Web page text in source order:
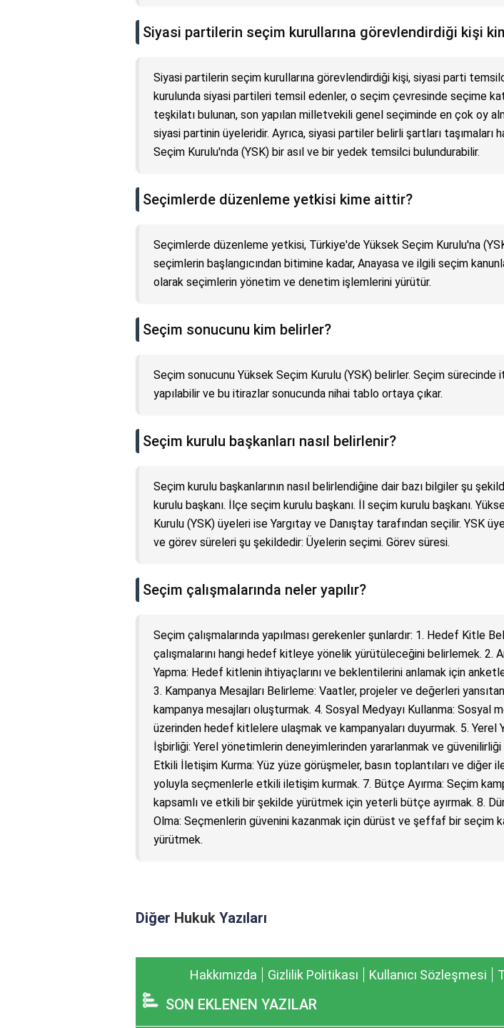
Siyasi partilerin seçim kurullarına görevlendirdiği kişi
Siyasi partilerin seçim kurullarına görevlendirdiği kişi, siyasi parti
kurulunda siyasi partileri temsil edenler, o seçim çevresinde seçime
teşkilatı bulunan, son yapılan milletvekili genel seçiminde en çok oy
siyasi partinin üyeleridir. Ayrıca, siyasi partiler belirli şartları taşımaları
Seçim Kurulu'nda (YSK) bir asıl ve bir yedek temsilci bulundurabilir.
Seçimlerde düzenleme yetkisi kime aittir?
Seçimlerde düzenleme yetkisi, Türkiye'de Yüksek Seçim Kurulu'na
seçimlerin başlangıcından bitimine kadar, Anayasa ve ilgili seçim
olarak seçimlerin yönetim ve denetim işlemlerini yürütür.
Seçim sonucunu kim belirler?
Seçim sonucunu Yüksek Seçim Kurulu (YSK) belirler. Seçim sürecinde
yapılabilir ve bu itirazlar sonucunda nihai tablo ortaya çıkar.
Seçim kurulu başkanları nasıl belirlenir?
Seçim kurulu başkanlarının nasıl belirlendiğine dair bazı bilgiler şu
kurulu başkanı. İlçe seçim kurulu başkanı. İl seçim kurulu başkanı.
Kurulu (YSK) üyeleri ise Yargıtay ve Danıştay tarafından seçilir. YSK
ve görev süreleri şu şekildedir: Üyelerin seçimi. Görev süresi.
Seçim çalışmalarında neler yapılır?
Seçim çalışmalarında yapılması gerekenler şunlardır: 1. Hedef Kitle
çalışmalarını hangi hedef kitleye yönelik yürütüleceğini belirlemek. 2.
Yapma: Hedef kitlenin ihtiyaçlarını ve beklentilerini anlamak için
3. Kampanya Mesajları Belirleme: Vaatler, projeler ve değerleri
kampanya mesajları oluşturmak. 4. Sosyal Medyayı Kullanma: Sosyal
üzerinden hedef kitlelere ulaşmak ve kampanyaları duyurmak. 5. Yerel
İşbirliği: Yerel yönetimlerin deneyimlerinden yararlanmak ve güvenilirliği
Etkili İletişim Kurma: Yüz yüze görüşmeler, basın toplantıları ve diğer
yoluyla seçmenlerle etkili iletişim kurmak. 7. Bütçe Ayırma: Seçim
kapsamlı ve etkili bir şekilde yürütmek için yeterli bütçe ayırmak. 8.
Olma: Seçmenlerin güvenini kazanmak için dürüst ve şeffaf bir seçim
yürütmek.
Diğer Hukuk Yazıları
Hakkımızda Gizlilik Politikası Kullanıcı Sözleşmesi
SON EKLENEN YAZILAR